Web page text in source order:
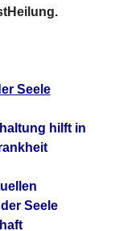
Seele
hilft in
Seele